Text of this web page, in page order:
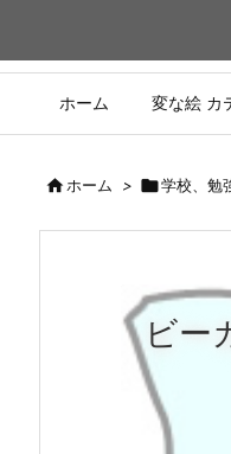
ホーム 変な絵 カ
ホーム > 学校、勉
ビー